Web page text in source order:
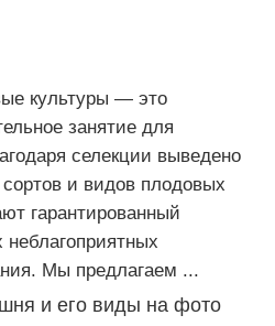
культуры — это
занятие для
селекции выведено
и видов плодовых
гарантированный
Мы предлагаем ...
и его виды на фото